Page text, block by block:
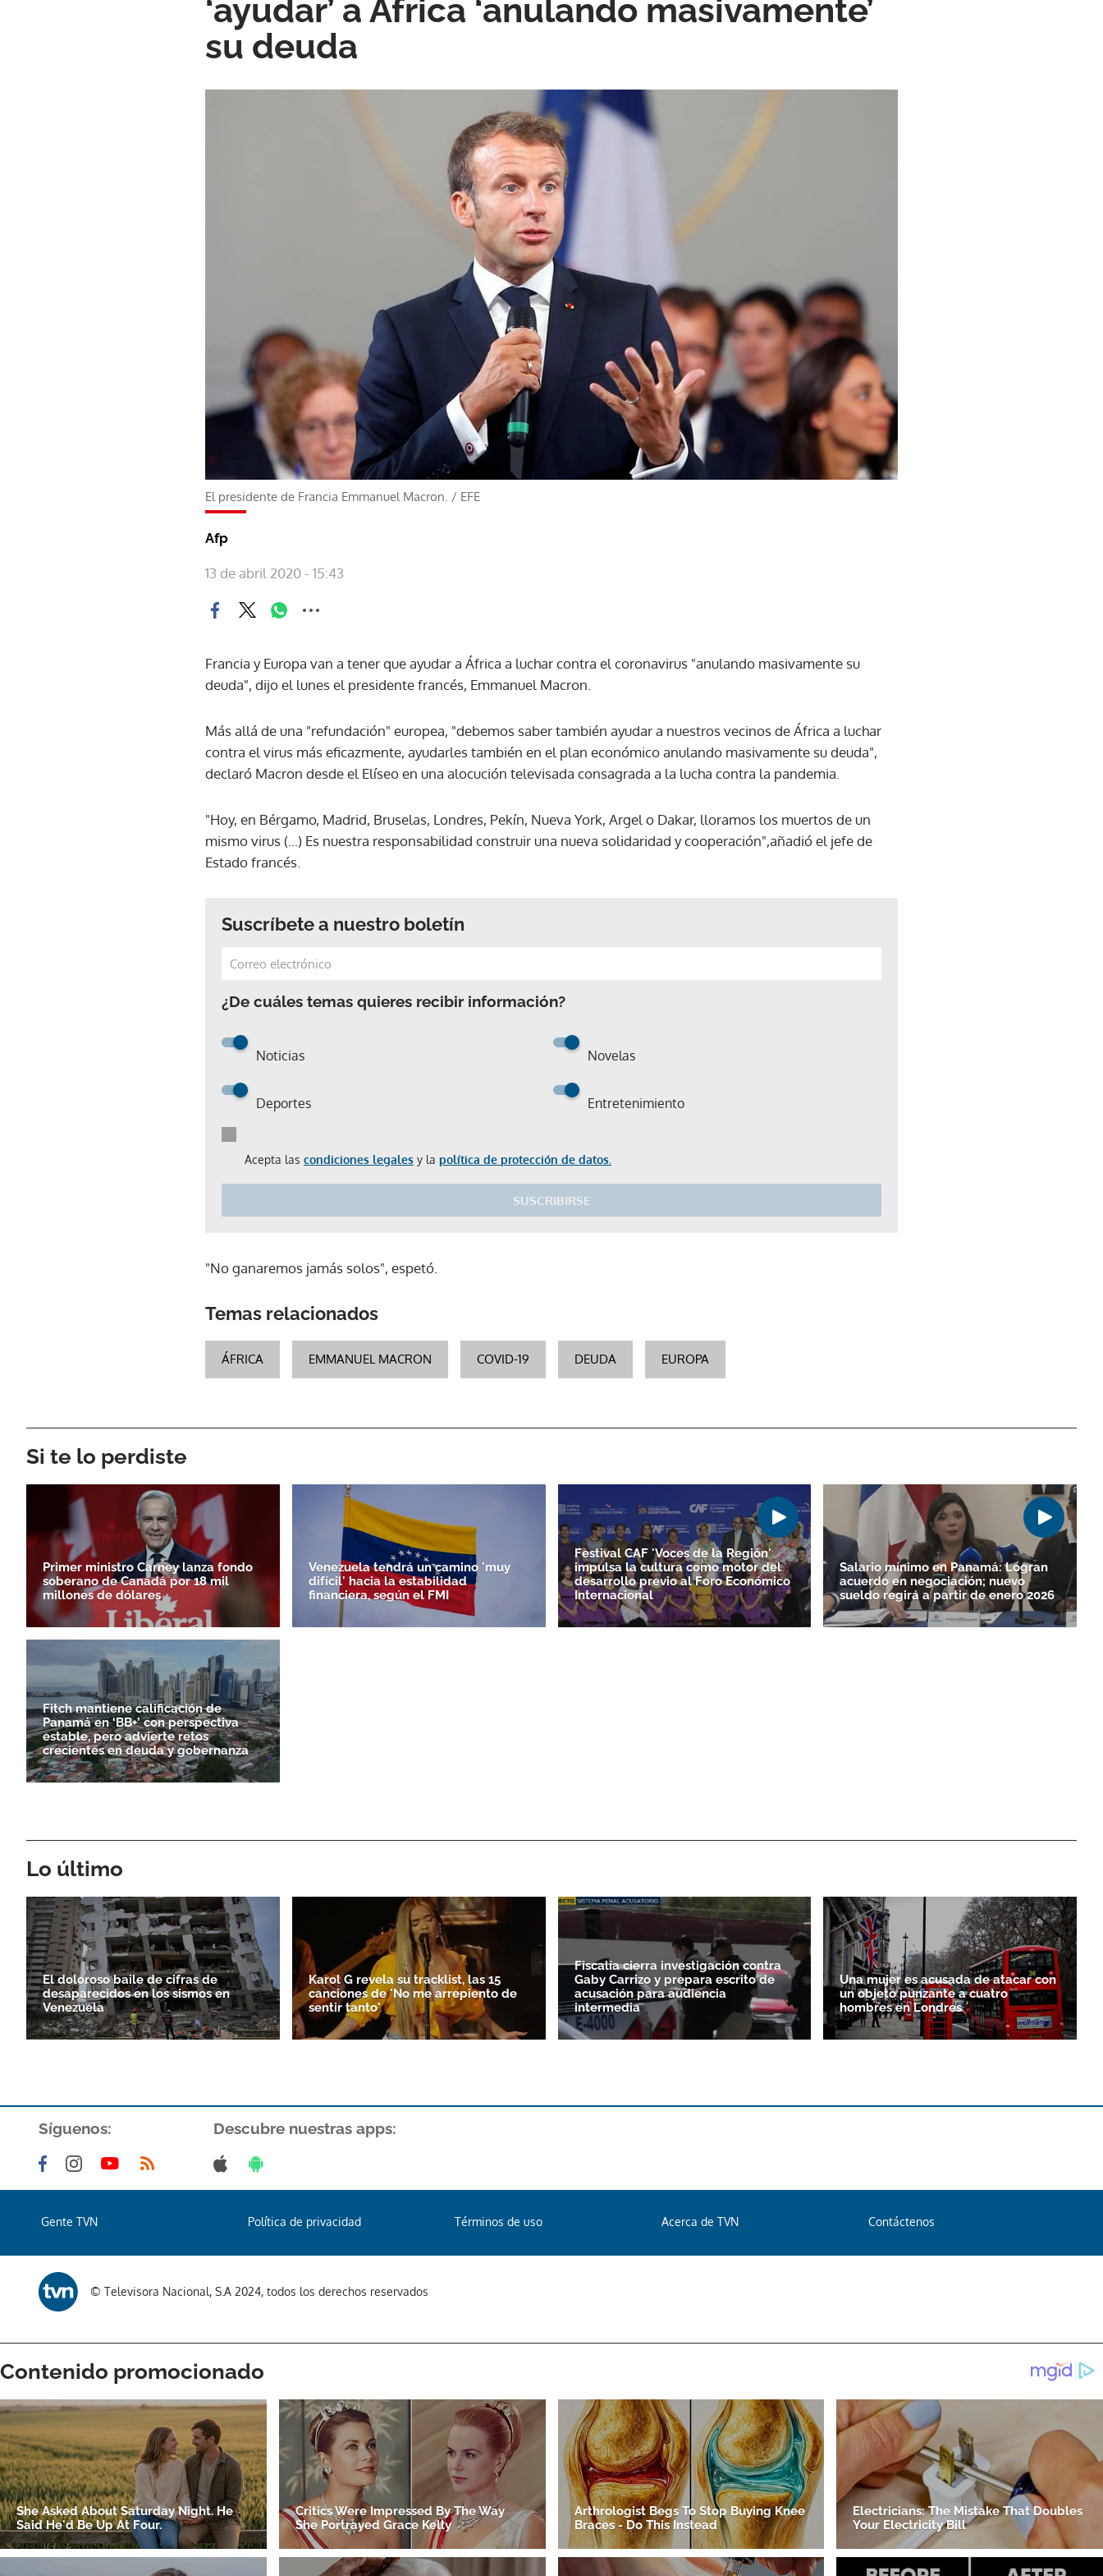
‘ayudar’ a África ‘anulando masivamente’
su deuda
El presidente de Francia Emmanuel Macron. / EFE
Afp
13 de abril 2020 - 15:43
Francia y Europa van a tener que ayudar a África a luchar contra el coronavirus "anulando masivamente su
deuda", dijo el lunes el presidente francés, Emmanuel Macron.
Más allá de una "refundación" europea, "debemos saber también ayudar a nuestros vecinos de África a luchar
contra el virus más eficazmente, ayudarles también en el plan económico anulando masivamente su deuda",
declaró Macron desde el Elíseo en una alocución televisada consagrada a la lucha contra la pandemia.
"Hoy, en Bérgamo, Madrid, Bruselas, Londres, Pekín, Nueva York, Argel o Dakar, lloramos los muertos de un
mismo virus (...) Es nuestra responsabilidad construir una nueva solidaridad y cooperación",añadió el jefe de
Estado francés.
Suscríbete a nuestro boletín
¿De cuáles temas quieres recibir información?
Noticias Novelas
Deportes Entretenimiento
Acepta las condiciones legales y la política de protección de datos.
SUSCRIBIRSE
"No ganaremos jamás solos", espetó.
Temas relacionados
ÁFRICA EMMANUEL MACRON COVID-19 DEUDA EUROPA
Si te lo perdiste
Primer ministro Carney lanza fondo
soberano de Canadá por 18 mil
millones de dólares
Venezuela tendrá un camino 'muy
difícil' hacia la estabilidad
financiera, según el FMI
Festival CAF 'Voces de la Región'
impulsa la cultura como motor del
desarrollo previo al Foro Económico
Internacional
Salario mínimo en Panamá: Logran
acuerdo en negociación; nuevo
sueldo regirá a partir de enero 2026
Fitch mantiene calificación de
Panamá en ‘BB+’ con perspectiva
estable, pero advierte retos
crecientes en deuda y gobernanza
Lo último
El doloroso baile de cifras de
desaparecidos en los sismos en
Venezuela
Karol G revela su tracklist, las 15
canciones de 'No me arrepiento de
sentir tanto'
Fiscalía cierra investigación contra
Gaby Carrizo y prepara escrito de
acusación para audiencia
intermedia
Una mujer es acusada de atacar con
un objeto punzante a cuatro
hombres en Londres
Síguenos: Descubre nuestras apps:
Gente TVN Política de privacidad Términos de uso Acerca de TVN Contáctenos
© Televisora Nacional, S.A 2024, todos los derechos reservados